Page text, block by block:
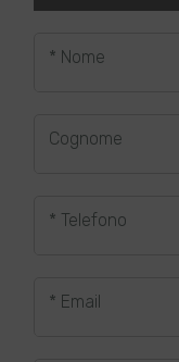
* Nome
Cognome
* Telefono
* Email